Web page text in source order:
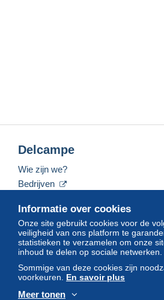
Informatie over cookies
Onze site gebruikt cookies voor de
veiligheid van ons platform te
statistieken te verzamelen om onze
inhoud te delen op sociale netwerken.
Sommige van deze cookies zijn
voorkeuren. En savoir plus
Meer tonen
Delcampe
Wie zijn we?
Bedrijven
Neem contact met ons op
© Delcampe International srl. Alle